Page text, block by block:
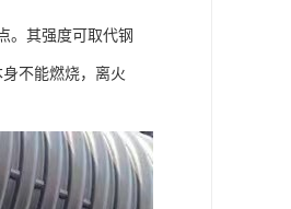
。其强度可取代钢
不能燃烧，离火